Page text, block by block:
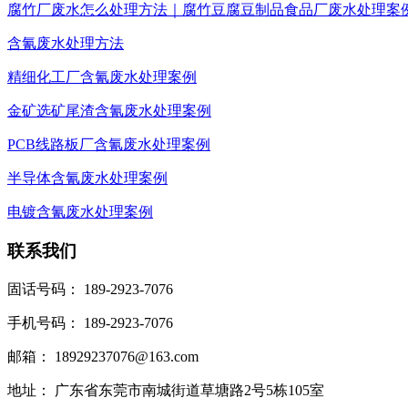
腐竹厂废水怎么处理方法｜腐竹豆腐豆制品食品厂废水处理案
含氰废水处理方法
精细化工厂含氰废水处理案例
金矿选矿尾渣含氰废水处理案例
PCB线路板厂含氰废水处理案例
半导体含氰废水处理案例
电镀含氰废水处理案例
联系我们
固话号码： 189-2923-7076
手机号码： 189-2923-7076
邮箱： 18929237076@163.com
地址： 广东省东莞市南城街道草塘路2号5栋105室